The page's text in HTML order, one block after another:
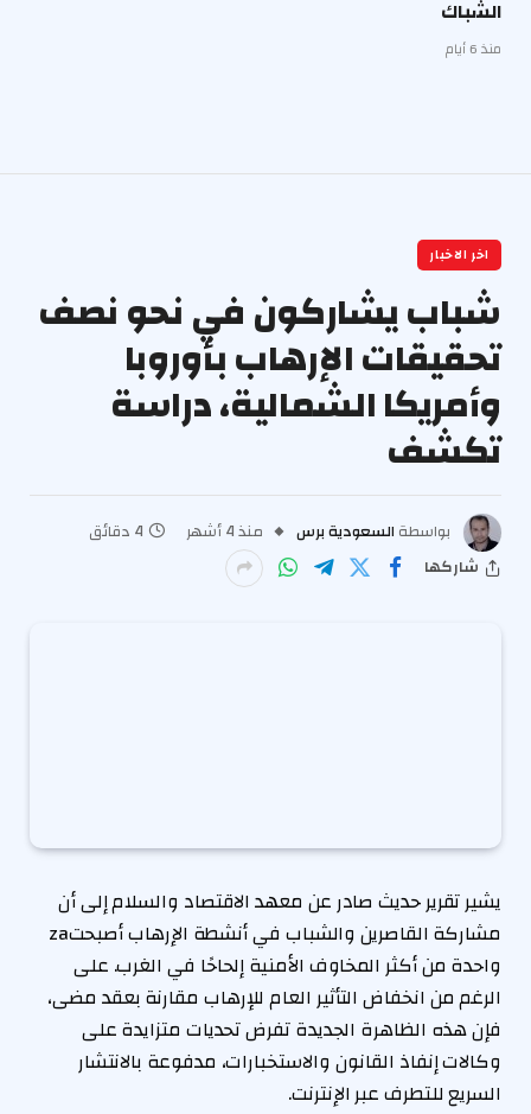
الشباك
منذ 6 أيام
اخر الاخبار
شباب يشاركون في نحو نصف
تحقيقات الإرهاب بأوروبا
وأمريكا الشمالية، دراسة
تكشف
بواسطة السعودية برس منذ 4 أشهر
4 دقائق
شاركها
يشير تقرير حديث صادر عن معهد الاقتصاد والسلام إلى أن
مشاركة القاصرين والشباب في أنشطة الإرهاب أصبحتza
واحدة من أكثر المخاوف الأمنية إلحاحًا في الغرب. على
الرغم من انخفاض التأثير العام للإرهاب مقارنة بعقد مضى،
فإن هذه الظاهرة الجديدة تفرض تحديات متزايدة على
وكالات إنفاذ القانون والاستخبارات، مدفوعة بالانتشار
السريع للتطرف عبر الإنترنت.